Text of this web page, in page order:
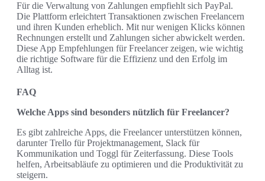
Für die Verwaltung von Zahlungen empfiehlt sich PayPal.
Die Plattform erleichtert Transaktionen zwischen Freelancern
und ihren Kunden erheblich. Mit nur wenigen Klicks können
Rechnungen erstellt und Zahlungen sicher abwickelt werden.
Diese App Empfehlungen für Freelancer zeigen, wie wichtig
die richtige Software für die Effizienz und den Erfolg im
Alltag ist.
FAQ
Welche Apps sind besonders nützlich für Freelancer?
Es gibt zahlreiche Apps, die Freelancer unterstützen können,
darunter Trello für Projektmanagement, Slack für
Kommunikation und Toggl für Zeiterfassung. Diese Tools
helfen, Arbeitsabläufe zu optimieren und die Produktivität zu
steigern.